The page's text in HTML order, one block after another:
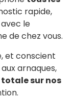
rapide,
le
de chez vous.
et conscient
arnaques,
sur nos